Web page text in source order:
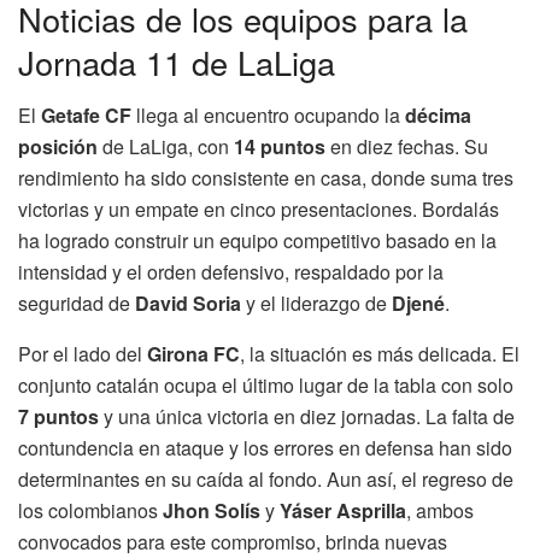
Noticias de los equipos para la
Jornada 11 de LaLiga
El Getafe CF llega al encuentro ocupando ladécima
posición de LaLiga, con 14 puntosen diez fechas. Su
rendimiento ha sido consistente en casa, donde suma tres
victorias y un empate en cinco presentaciones. Bordalás
ha logrado construir un equipo competitivo basado en la
intensidad y el orden defensivo, respaldado por la
seguridad de David Soriay el liderazgo de Djené.
Por el lado del Girona FC, la situación es más delicada. El
conjunto catalán ocupa el último lugar de la tabla con solo
7 puntosy una única victoria en diez jornadas. La falta de
contundencia en ataque y los errores en defensa han sido
determinantes en su caída al fondo. Aun así, el regreso de
los colombianosJhon SolísyYáser Asprilla, ambos
convocados para este compromiso, brinda nuevas